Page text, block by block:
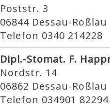
Poststr. 3
06844 Dessau-Roßlau
Telefon 0340 214228
Dipl.-Stomat. F.
Nordstr. 14
06862 Dessau-Roßlau
Telefon 034901 82294